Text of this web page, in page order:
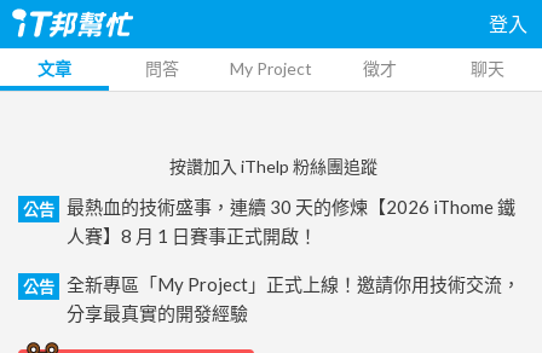
登入
文章 問答 My Project 徵才 聊天
按讚加入 iThelp 粉絲團追蹤
公告
最熱血的技術盛事，連續 30 天的修煉【2026 iThome 鐵
人賽】8 月 1 日賽事正式開啟！
公告
全新專區「My Project」正式上線！邀請你用技術交流，
分享最真實的開發經驗